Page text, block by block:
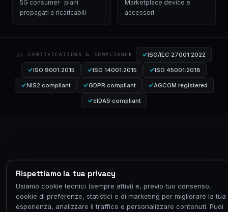
Rispettiamo la tua privacy
Usiamo cookie tecnici (sempre attivi) e, previo tuo consenso,
cookie di preferenze, statistici e di marketing per migliorare la tua
esperienza, analizzare il traffico e personalizzare contenuti. Puoi
5G consumer · piani
prepagati e ricaricabili
Marketplace device e
accessori
// CERTIFICATIONS & COMPLIANCE ISO/IEC 27001:2022
ISO 9001:2015 ISO 14001:2015 ISO 45001:2018
NIS2 compliant GDPR compliant AGCOM registered
eIDAS compliant